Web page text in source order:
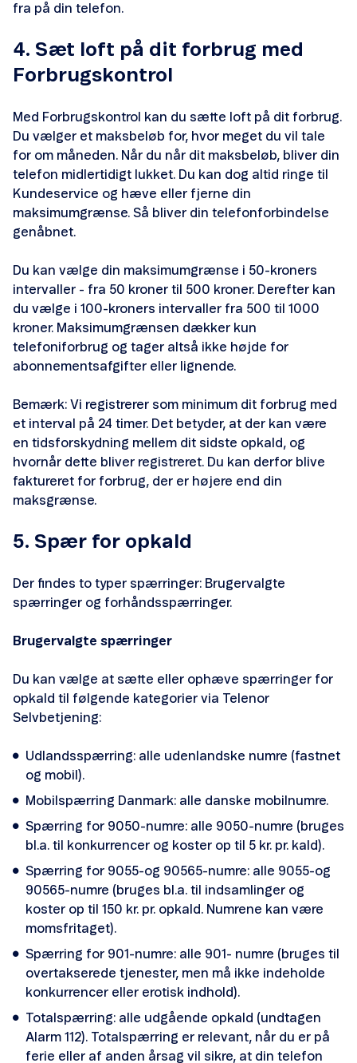
fra på din telefon.
4. Sæt loft på dit forbrug med
Forbrugskontrol
Med Forbrugskontrol kan du sætte loft på dit forbrug.
Du vælger et maksbeløb for, hvor meget du vil tale
for om måneden. Når du når dit maksbeløb, bliver din
telefon midlertidigt lukket. Du kan dog altid ringe til
Kundeservice og hæve eller fjerne din
maksimumgrænse. Så bliver din telefonforbindelse
genåbnet.
Du kan vælge din maksimumgrænse i 50-kroners
intervaller - fra 50 kroner til 500 kroner. Derefter kan
du vælge i 100-kroners intervaller fra 500 til 1000
kroner. Maksimumgrænsen dækker kun
telefoniforbrug og tager altså ikke højde for
abonnementsafgifter eller lignende.
Bemærk: Vi registrerer som minimum dit forbrug med
et interval på 24 timer. Det betyder, at der kan være
en tidsforskydning mellem dit sidste opkald, og
hvornår dette bliver registreret. Du kan derfor blive
faktureret for forbrug, der er højere end din
maksgrænse.
5. Spær for opkald
Der findes to typer spærringer: Brugervalgte
spærringer og forhåndsspærringer.
Brugervalgte spærringer
Du kan vælge at sætte eller ophæve spærringer for
opkald til følgende kategorier via Telenor
Selvbetjening:
Udlandsspærring: alle udenlandske numre (fastnet
og mobil).
Mobilspærring Danmark: alle danske mobilnumre.
Spærring for 9050-numre: alle 9050-numre (bruges
bl.a. til konkurrencer og koster op til 5 kr. pr. kald).
Spærring for 9055-og 90565-numre: alle 9055-og
90565-numre (bruges bl.a. til indsamlinger og
koster op til 150 kr. pr. opkald. Numrene kan være
momsfritaget).
Spærring for 901-numre: alle 901- numre (bruges til
overtakserede tjenester, men må ikke indeholde
konkurrencer eller erotisk indhold).
Totalspærring: alle udgående opkald (undtagen
Alarm 112). Totalspærring er relevant, når du er på
ferie eller af anden årsag vil sikre, at din telefon